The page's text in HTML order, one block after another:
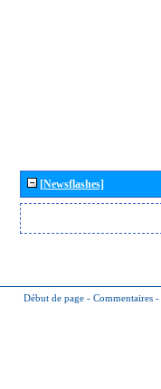
[Newsflashes]
Début de page - Commentaires -